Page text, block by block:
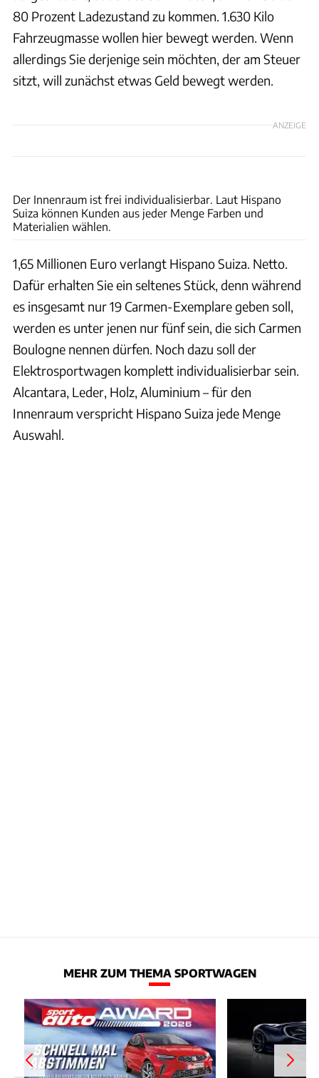
80 Prozent Ladezustand zu kommen. 1.630 Kilo
Fahrzeugmasse wollen hier bewegt werden. Wenn
allerdings Sie derjenige sein möchten, der am Steuer
sitzt, will zunächst etwas Geld bewegt werden.
ANZEIGE
Der Innenraum ist frei individualisierbar. Laut Hispano
Suiza können Kunden aus jeder Menge Farben und
Materialien wählen.
1,65 Millionen Euro verlangt Hispano Suiza. Netto.
Dafür erhalten Sie ein seltenes Stück, denn während
es insgesamt nur 19 Carmen-Exemplare geben soll,
werden es unter jenen nur fünf sein, die sich Carmen
Boulogne nennen dürfen. Noch dazu soll der
Elektrosportwagen komplett individualisierbar sein.
Alcantara, Leder, Holz, Aluminium – für den
Innenraum verspricht Hispano Suiza jede Menge
Auswahl.
MEHR ZUM THEMA SPORTWAGEN